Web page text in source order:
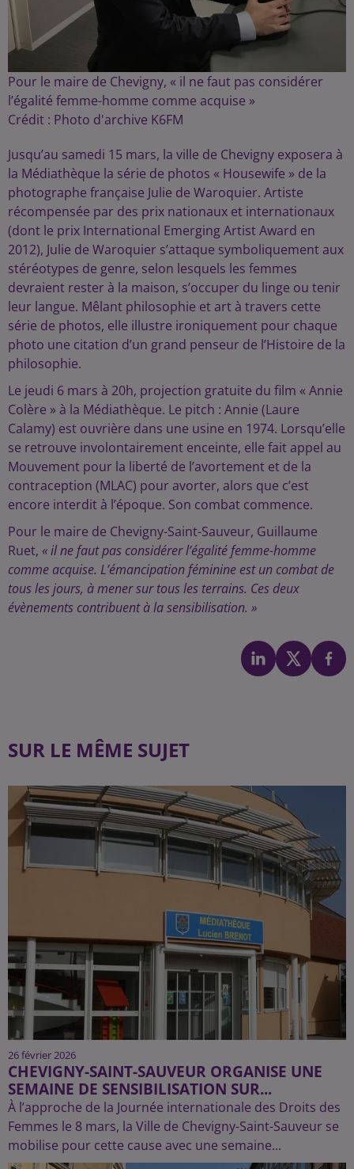
Pour le maire de Chevigny, « il ne faut pas considérer
l’égalité femme-homme comme acquise »
Crédit : Photo d'archive K6FM
Jusqu’au samedi 15 mars, la ville de Chevigny exposera à
la Médiathèque la série de photos « Housewife » de la
photographe française Julie de Waroquier. Artiste
récompensée par des prix nationaux et internationaux
(dont le prix International Emerging Artist Award en
2012), Julie de Waroquier s’attaque symboliquement aux
stéréotypes de genre, selon lesquels les femmes
devraient rester à la maison, s’occuper du linge ou tenir
leur langue. Mêlant philosophie et art à travers cette
série de photos, elle illustre ironiquement pour chaque
photo une citation d’un grand penseur de l’Histoire de la
philosophie.
Le jeudi 6 mars à 20h, projection gratuite du film « Annie
Colère » à la Médiathèque. Le pitch : Annie (Laure
Calamy) est ouvrière dans une usine en 1974. Lorsqu’elle
se retrouve involontairement enceinte, elle fait appel au
Mouvement pour la liberté de l’avortement et de la
contraception (MLAC) pour avorter, alors que c’est
encore interdit à l’époque. Son combat commence.
Pour le maire de Chevigny-Saint-Sauveur, Guillaume
Ruet, « il ne faut pas considérer l’égalité femme-homme
comme acquise. L’émancipation féminine est un combat de
tous les jours, à mener sur tous les terrains. Ces deux
évènements contribuent à la sensibilisation. »
SUR LE MÊME SUJET
26 février 2026
CHEVIGNY-SAINT-SAUVEUR ORGANISE UNE
SEMAINE DE SENSIBILISATION SUR...
À l’approche de la Journée internationale des Droits des
Femmes le 8 mars, la Ville de Chevigny-Saint-Sauveur se
mobilise pour cette cause avec une semaine...